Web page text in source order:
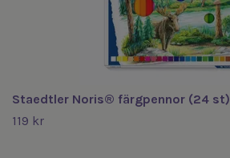
Staedtler Noris® färgpennor (24 st)
119 kr